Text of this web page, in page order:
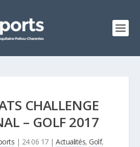
CHALLENGE
– GOLF 2017
| 24 06 17| Actualités, Golf,